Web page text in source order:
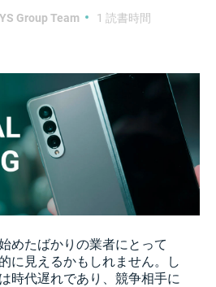
Group Team 1 読書時間
めたばかりの業者にとって
に見えるかもしれません。し
時代遅れであり、競争相手に